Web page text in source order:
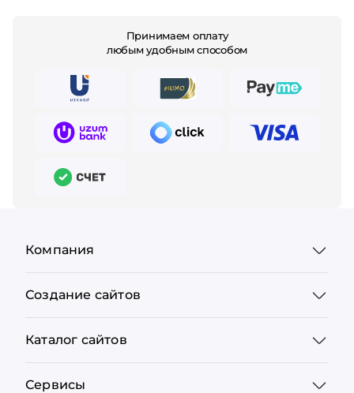
Принимаем оплату
любым удобным способом
Компания
Создание сайтов
Каталог сайтов
Сервисы